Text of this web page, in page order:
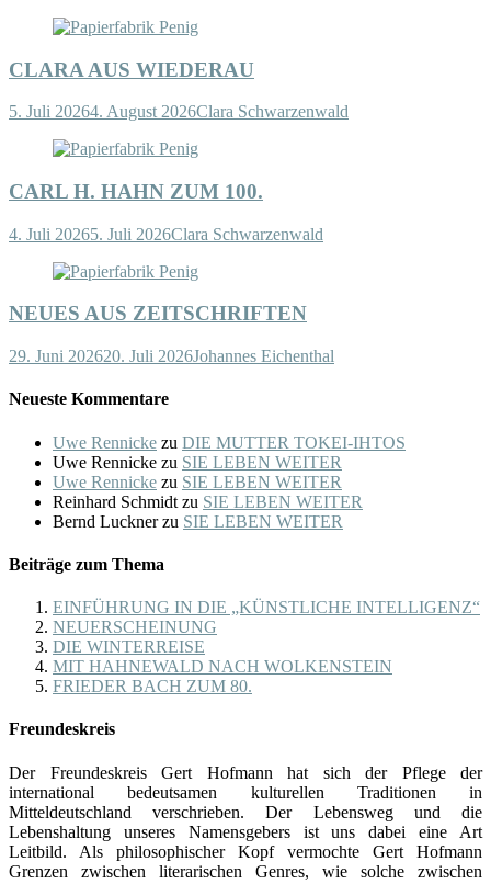
CLARA AUS WIEDERAU
5. Juli 20264. August 2026Clara Schwarzenwald
CARL H. HAHN ZUM 100.
4. Juli 20265. Juli 2026Clara Schwarzenwald
NEUES AUS ZEITSCHRIFTEN
29. Juni 202620. Juli 2026Johannes Eichenthal
Neueste Kommentare
Uwe Rennicke zu DIE MUTTER TOKEI-IHTOS
Uwe Rennicke zu SIE LEBEN WEITER
Uwe Rennicke zu SIE LEBEN WEITER
Reinhard Schmidt zu SIE LEBEN WEITER
Bernd Lucknerzu SIE LEBEN WEITER
Beiträge zum Thema
EINFÜHRUNG IN DIE „KÜNSTLICHE INTELLIGENZ“
NEUERSCHEINUNG
DIE WINTERREISE
MIT HAHNEWALD NACH WOLKENSTEIN
FRIEDER BACH ZUM 80.
Freundeskreis
Der Freundeskreis Gert Hofmann hat sich der Pflege der
international bedeutsamen kulturellen Traditionen in
Mitteldeutschland verschrieben. Der Lebensweg und die
Lebenshaltung unseres Namensgebers ist uns dabei eine Art
Leitbild. Als philosophischer Kopf vermochte Gert Hofmann
Grenzen zwischen literarischen Genres, wie solche zwischen